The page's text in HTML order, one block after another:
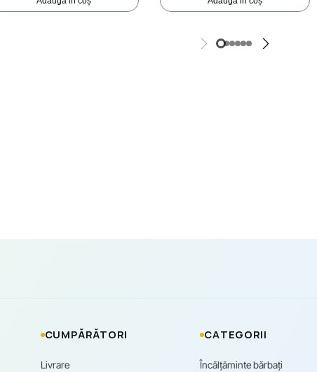
CUMPĂRĂTORI
Livrare
CATEGORII
Încălțăminte bărbați